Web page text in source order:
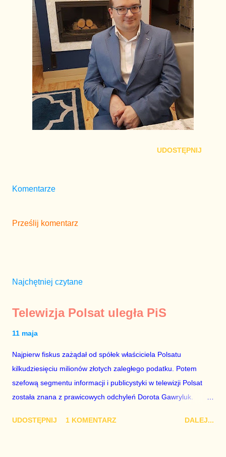
UDOSTĘPNIJ
Komentarze
Prześlij komentarz
Najchętniej czytane
Telewizja Polsat uległa PiS
11 maja
Najpierw fiskus zażądał od spółek właściciela Polsatu
kilkudziesięciu milionów złotych zaległego podatku. Potem
szefową segmentu informacji i publicystyki w telewizji Polsat
została znana z prawicowych odchyleń Dorota Gawryluk.
marionetka partii rządzącej, żona agenta SB, który jest obecnie
UDOSTĘPNIJ 1 KOMENTARZ DALEJ...